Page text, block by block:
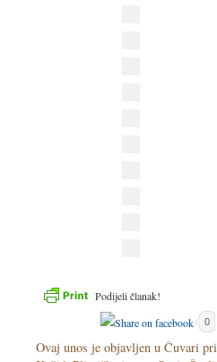
Podijeli članak!
0
Ovaj unos je objavljen u Čuvari